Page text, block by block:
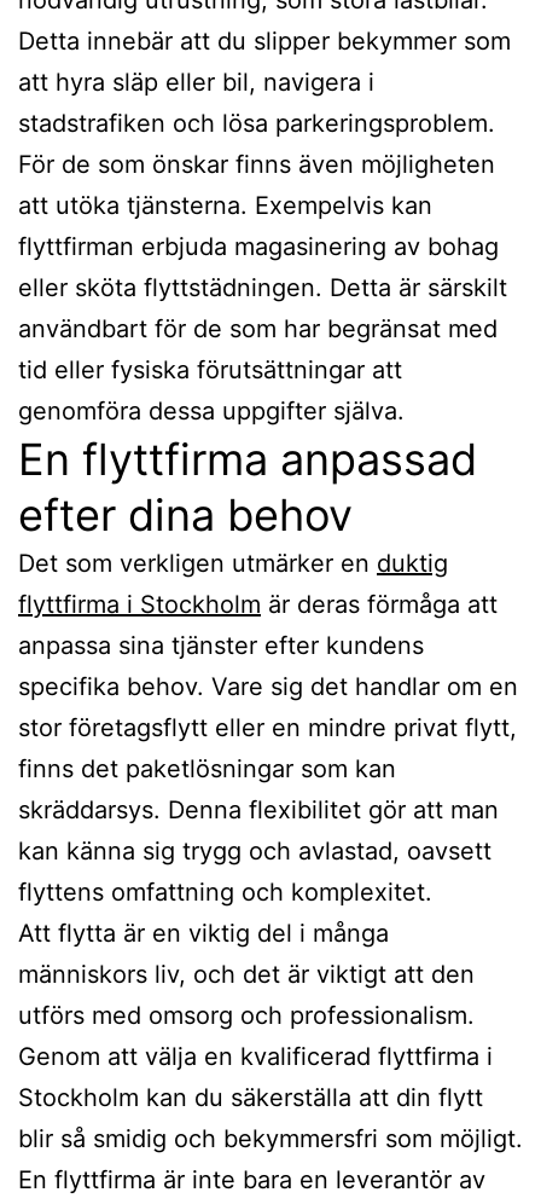
Detta innebär att du slipper bekymmer som
att hyra släp eller bil, navigera i
stadstrafiken och lösa parkeringsproblem.
För de som önskar finns även möjligheten
att utöka tjänsterna. Exempelvis kan
flyttfirman erbjuda magasinering av bohag
eller sköta flyttstädningen. Detta är särskilt
användbart för de som har begränsat med
tid eller fysiska förutsättningar att
genomföra dessa uppgifter själva.
En flyttfirma anpassad
efter dina behov
Det som verkligen utmärker en duktig
flyttfirma i Stockholm är deras förmåga att
anpassa sina tjänster efter kundens
specifika behov. Vare sig det handlar om en
stor företagsflytt eller en mindre privat flytt,
finns det paketlösningar som kan
skräddarsys. Denna flexibilitet gör att man
kan känna sig trygg och avlastad, oavsett
flyttens omfattning och komplexitet.
Att flytta är en viktig del i många
människors liv, och det är viktigt att den
utförs med omsorg och professionalism.
Genom att välja en kvalificerad flyttfirma i
Stockholm kan du säkerställa att din flytt
blir så smidig och bekymmersfri som möjligt.
En flyttfirma är inte bara en leverantör av